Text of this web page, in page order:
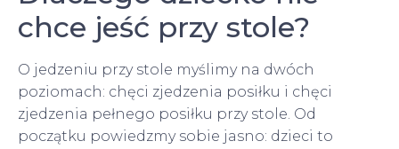
chce jeść przy stole?
O jedzeniu przy stole myślimy na dwóch
poziomach: chęci zjedzenia posiłku i chęci
zjedzenia pełnego posiłku przy stole. Od
początku powiedzmy sobie jasno: dzieci to